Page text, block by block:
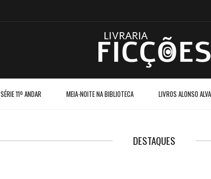
SÉRIE 11º ANDAR MEIA-NOITE NA BIBLIOTECA LIVROS ALONSO
DESTAQUES